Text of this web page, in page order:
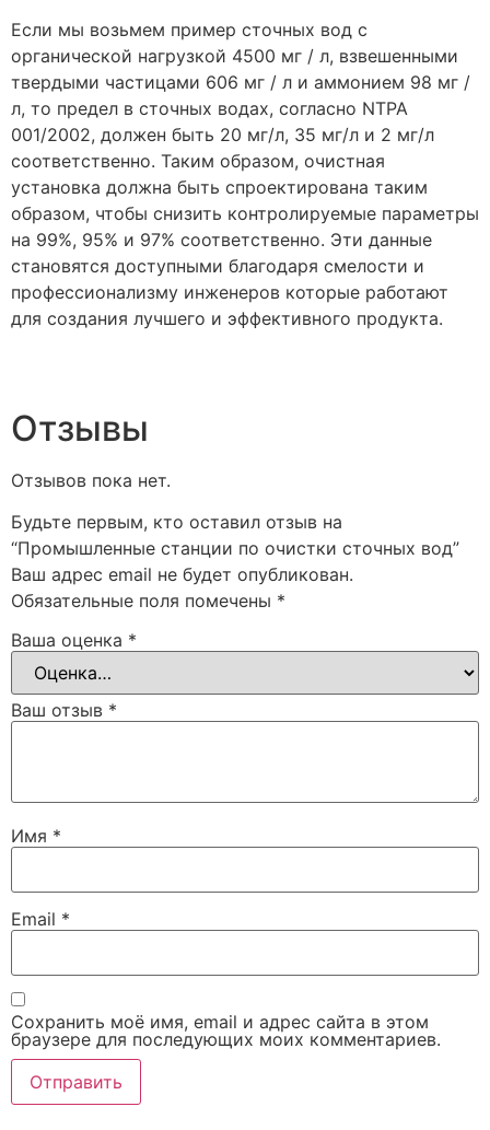
Если мы возьмем пример сточных вод с
органической нагрузкой 4500 мг / л, взвешенными
твердыми частицами 606 мг / л и аммонием 98 мг /
л, то предел в сточных водах, согласно NTPA
001/2002, должен быть 20 мг/л, 35 мг/л и 2 мг/л
соответственно. Таким образом, очистная
установка должна быть спроектирована таким
образом, чтобы снизить контролируемые параметры
на 99%, 95% и 97% соответственно. Эти данные
становятся доступными благодаря смелости и
профессионализму инженеров которые работают
для создания лучшего и эффективного продукта.
Отзывы
Отзывов пока нет.
Будьте первым, кто оставил отзыв на
“Промышленные станции по очистки сточных вод”
Ваш адрес email не будет опубликован.
Обязательные поля помечены *
Ваша оценка *
Ваш отзыв *
Имя *
Email *
Сохранить моё имя, email и адрес сайта в этом
браузере для последующих моих комментариев.